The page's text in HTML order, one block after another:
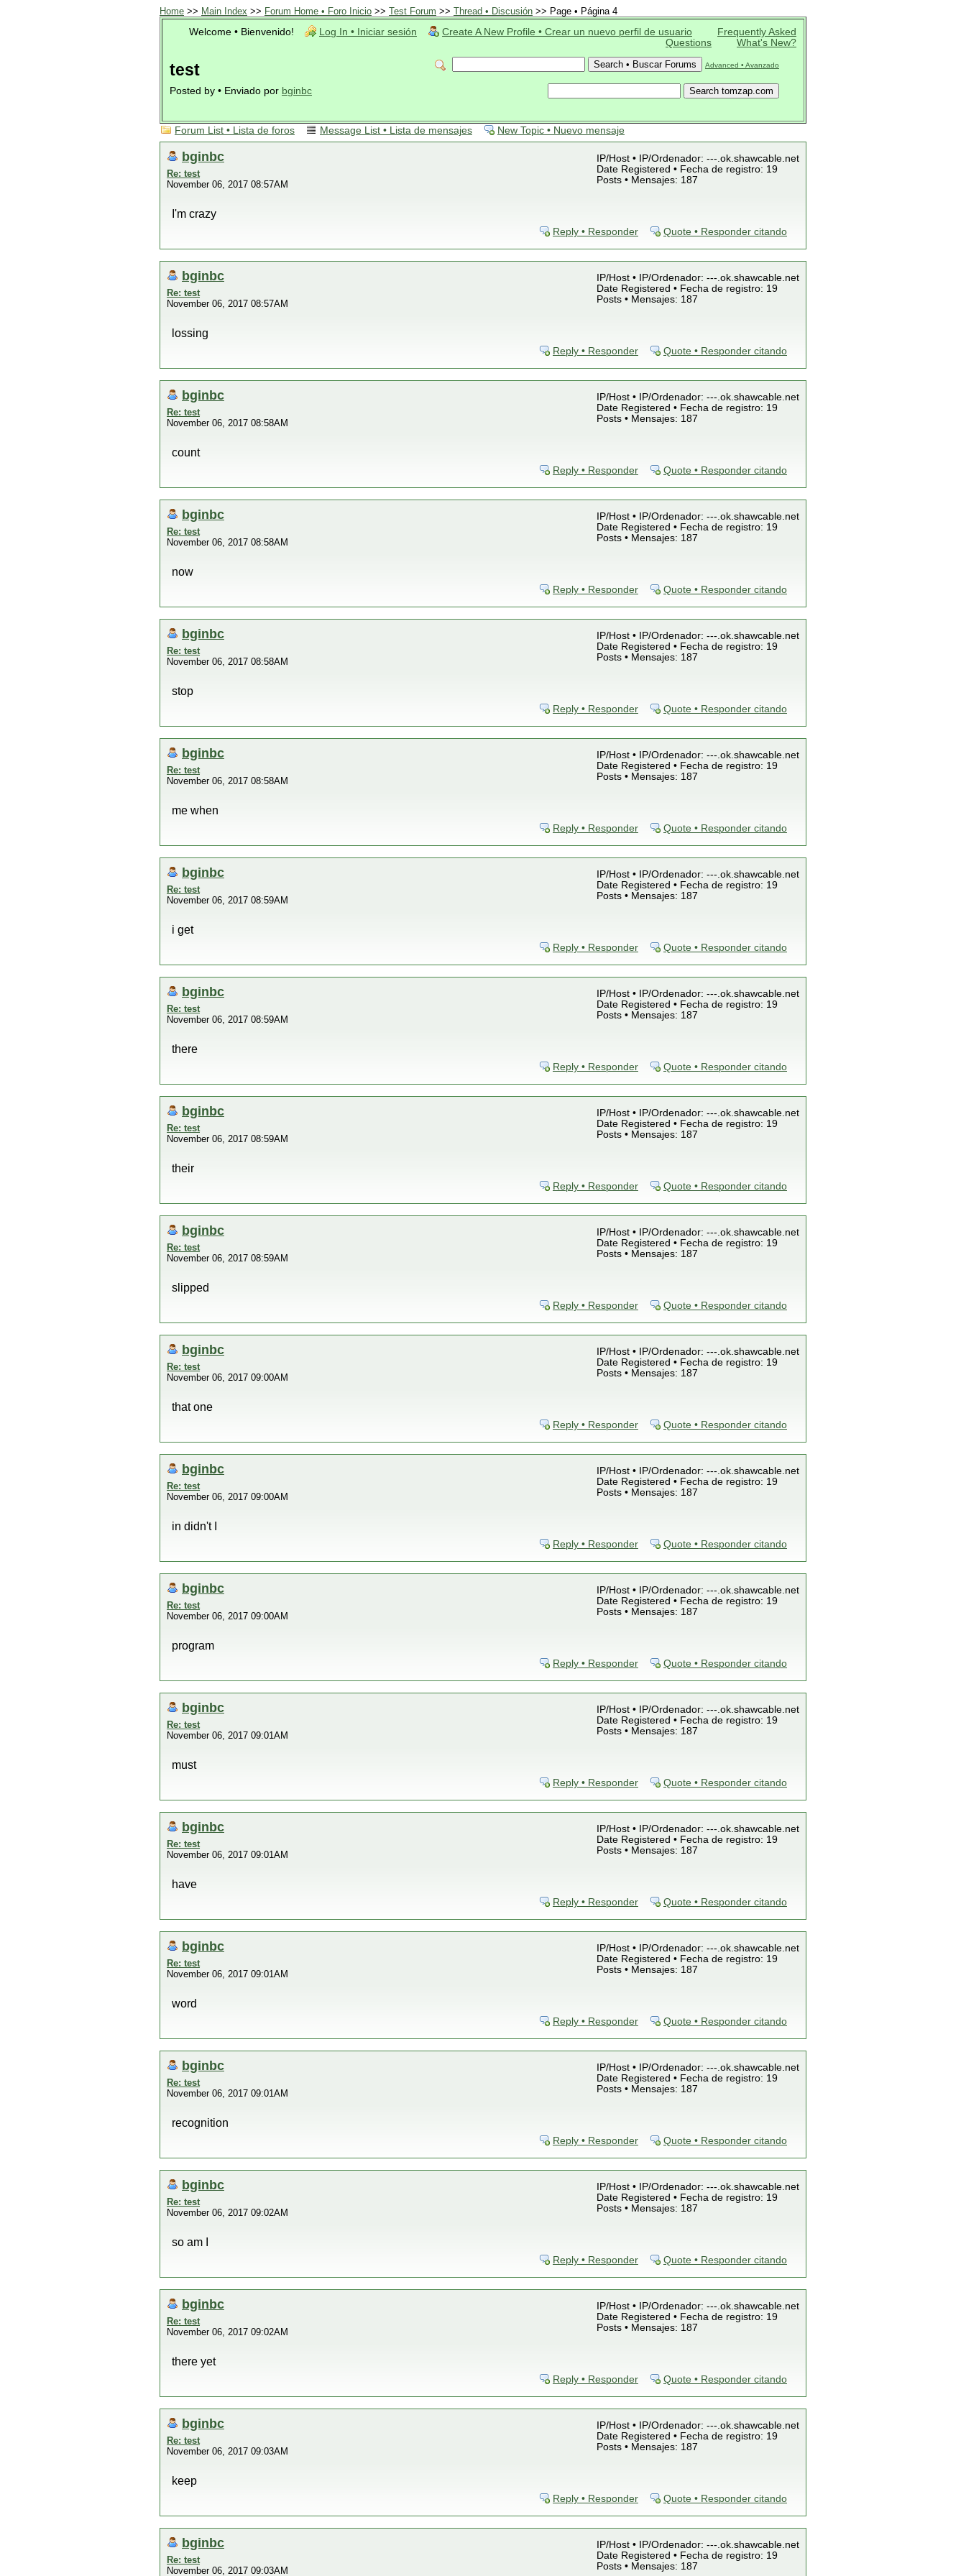
Home >> Main Index >> Forum Home • Foro Inicio >> Test Forum >> Thread • Discusión >> Page • Página 4
Welcome • Bienvenido!
Log In • Iniciar sesión Create A New Profile • Crear un nuevo perfil de usuario
Frequently Asked
Questions
What's New?
Advanced • Avanzado
test
Posted by • Enviado por bginbc
Forum List • Lista de foros Message List • Lista de mensajes New Topic • Nuevo mensaje
bginbc
Re: test
November 06, 2017 08:57AM
IP/Host • IP/Ordenador: ---.ok.shawcable.net
Date Registered • Fecha de registro: 19
Posts • Mensajes: 187
I'm crazy
Reply • Responder Quote • Responder citando
bginbc
Re: test
November 06, 2017 08:57AM
IP/Host • IP/Ordenador: ---.ok.shawcable.net
Date Registered • Fecha de registro: 19
Posts • Mensajes: 187
lossing
Reply • Responder Quote • Responder citando
bginbc
Re: test
November 06, 2017 08:58AM
IP/Host • IP/Ordenador: ---.ok.shawcable.net
Date Registered • Fecha de registro: 19
Posts • Mensajes: 187
count
Reply • Responder Quote • Responder citando
bginbc
Re: test
November 06, 2017 08:58AM
IP/Host • IP/Ordenador: ---.ok.shawcable.net
Date Registered • Fecha de registro: 19
Posts • Mensajes: 187
now
Reply • Responder Quote • Responder citando
bginbc
Re: test
November 06, 2017 08:58AM
IP/Host • IP/Ordenador: ---.ok.shawcable.net
Date Registered • Fecha de registro: 19
Posts • Mensajes: 187
stop
Reply • Responder Quote • Responder citando
bginbc
Re: test
November 06, 2017 08:58AM
IP/Host • IP/Ordenador: ---.ok.shawcable.net
Date Registered • Fecha de registro: 19
Posts • Mensajes: 187
me when
Reply • Responder Quote • Responder citando
bginbc
Re: test
November 06, 2017 08:59AM
IP/Host • IP/Ordenador: ---.ok.shawcable.net
Date Registered • Fecha de registro: 19
Posts • Mensajes: 187
i get
Reply • Responder Quote • Responder citando
bginbc
Re: test
November 06, 2017 08:59AM
IP/Host • IP/Ordenador: ---.ok.shawcable.net
Date Registered • Fecha de registro: 19
Posts • Mensajes: 187
there
Reply • Responder Quote • Responder citando
bginbc
Re: test
November 06, 2017 08:59AM
IP/Host • IP/Ordenador: ---.ok.shawcable.net
Date Registered • Fecha de registro: 19
Posts • Mensajes: 187
their
Reply • Responder Quote • Responder citando
bginbc
Re: test
November 06, 2017 08:59AM
IP/Host • IP/Ordenador: ---.ok.shawcable.net
Date Registered • Fecha de registro: 19
Posts • Mensajes: 187
slipped
Reply • Responder Quote • Responder citando
bginbc
Re: test
November 06, 2017 09:00AM
IP/Host • IP/Ordenador: ---.ok.shawcable.net
Date Registered • Fecha de registro: 19
Posts • Mensajes: 187
that one
Reply • Responder Quote • Responder citando
bginbc
Re: test
November 06, 2017 09:00AM
IP/Host • IP/Ordenador: ---.ok.shawcable.net
Date Registered • Fecha de registro: 19
Posts • Mensajes: 187
in didn't I
Reply • Responder Quote • Responder citando
bginbc
Re: test
November 06, 2017 09:00AM
IP/Host • IP/Ordenador: ---.ok.shawcable.net
Date Registered • Fecha de registro: 19
Posts • Mensajes: 187
program
Reply • Responder Quote • Responder citando
bginbc
Re: test
November 06, 2017 09:01AM
IP/Host • IP/Ordenador: ---.ok.shawcable.net
Date Registered • Fecha de registro: 19
Posts • Mensajes: 187
must
Reply • Responder Quote • Responder citando
bginbc
Re: test
November 06, 2017 09:01AM
IP/Host • IP/Ordenador: ---.ok.shawcable.net
Date Registered • Fecha de registro: 19
Posts • Mensajes: 187
have
Reply • Responder Quote • Responder citando
bginbc
Re: test
November 06, 2017 09:01AM
IP/Host • IP/Ordenador: ---.ok.shawcable.net
Date Registered • Fecha de registro: 19
Posts • Mensajes: 187
word
Reply • Responder Quote • Responder citando
bginbc
Re: test
November 06, 2017 09:01AM
IP/Host • IP/Ordenador: ---.ok.shawcable.net
Date Registered • Fecha de registro: 19
Posts • Mensajes: 187
recognition
Reply • Responder Quote • Responder citando
bginbc
Re: test
November 06, 2017 09:02AM
IP/Host • IP/Ordenador: ---.ok.shawcable.net
Date Registered • Fecha de registro: 19
Posts • Mensajes: 187
so am I
Reply • Responder Quote • Responder citando
bginbc
Re: test
November 06, 2017 09:02AM
IP/Host • IP/Ordenador: ---.ok.shawcable.net
Date Registered • Fecha de registro: 19
Posts • Mensajes: 187
there yet
Reply • Responder Quote • Responder citando
bginbc
Re: test
November 06, 2017 09:03AM
IP/Host • IP/Ordenador: ---.ok.shawcable.net
Date Registered • Fecha de registro: 19
Posts • Mensajes: 187
keep
Reply • Responder Quote • Responder citando
bginbc
Re: test
November 06, 2017 09:03AM
IP/Host • IP/Ordenador: ---.ok.shawcable.net
Date Registered • Fecha de registro: 19
Posts • Mensajes: 187